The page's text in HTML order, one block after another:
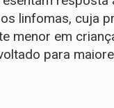
linfomas, cuja
menor em
para